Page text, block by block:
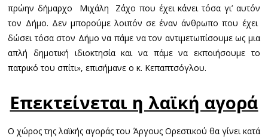
πρώην δήμαρχο Μιχάλη Ζάχο που έχει κάνει τόσα γι’ αυτόν
τον Δήμο. Δεν μπορούμε λοιπόν σε έναν άνθρωπο που έχει
δώσει τόσα στον Δήμο να πάμε να τον αντιμετωπίσουμε ως μια
απλή δημοτική ιδιοκτησία και να πάμε να εκποιήσουμε το
πατρικό του σπίτι», επισήμανε ο κ. Κεπαπτσόγλου.
Επεκτείνεται η λαϊκή αγορά
Ο χώρος της λαϊκής αγοράς του Άργους Ορεστικού θα γίνει κατά